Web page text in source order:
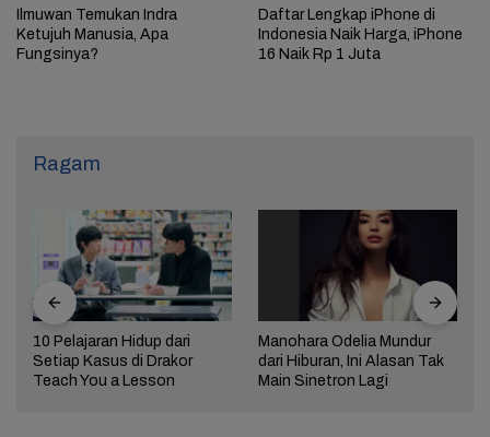
Ilmuwan Temukan Indra
Ketujuh Manusia, Apa
Fungsinya?
Daftar Lengkap iPhone di
Indonesia Naik Harga, iPhone
16 Naik Rp 1 Juta
Ragam
10 Pelajaran Hidup dari
Setiap Kasus di Drakor
Teach You a Lesson
Manohara Odelia Mundur
dari Hiburan, Ini Alasan Tak
Main Sinetron Lagi